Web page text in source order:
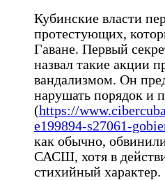
Кубинские власти
протестующих,
Гаване. Первый
назвал такие акции
вандализмом. Он
нарушать порядок и
(https://
e199894-s27061-
как обычно,
САСШ, хотя в
стихийный характер.